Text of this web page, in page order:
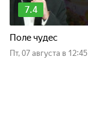
7.4
Поле чудес
пт, 07 августа в 12:45